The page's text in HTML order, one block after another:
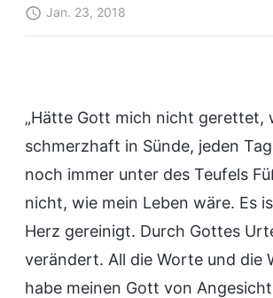
Jan. 23, 2018
„Hätte Gott mich nicht gerettet,
schmerzhaft in Sünde, jeden
noch immer unter des Teufels
nicht, wie mein Leben wäre. Es
Herz gereinigt. Durch Gottes
verändert. All die Worte und die
habe meinen Gott von